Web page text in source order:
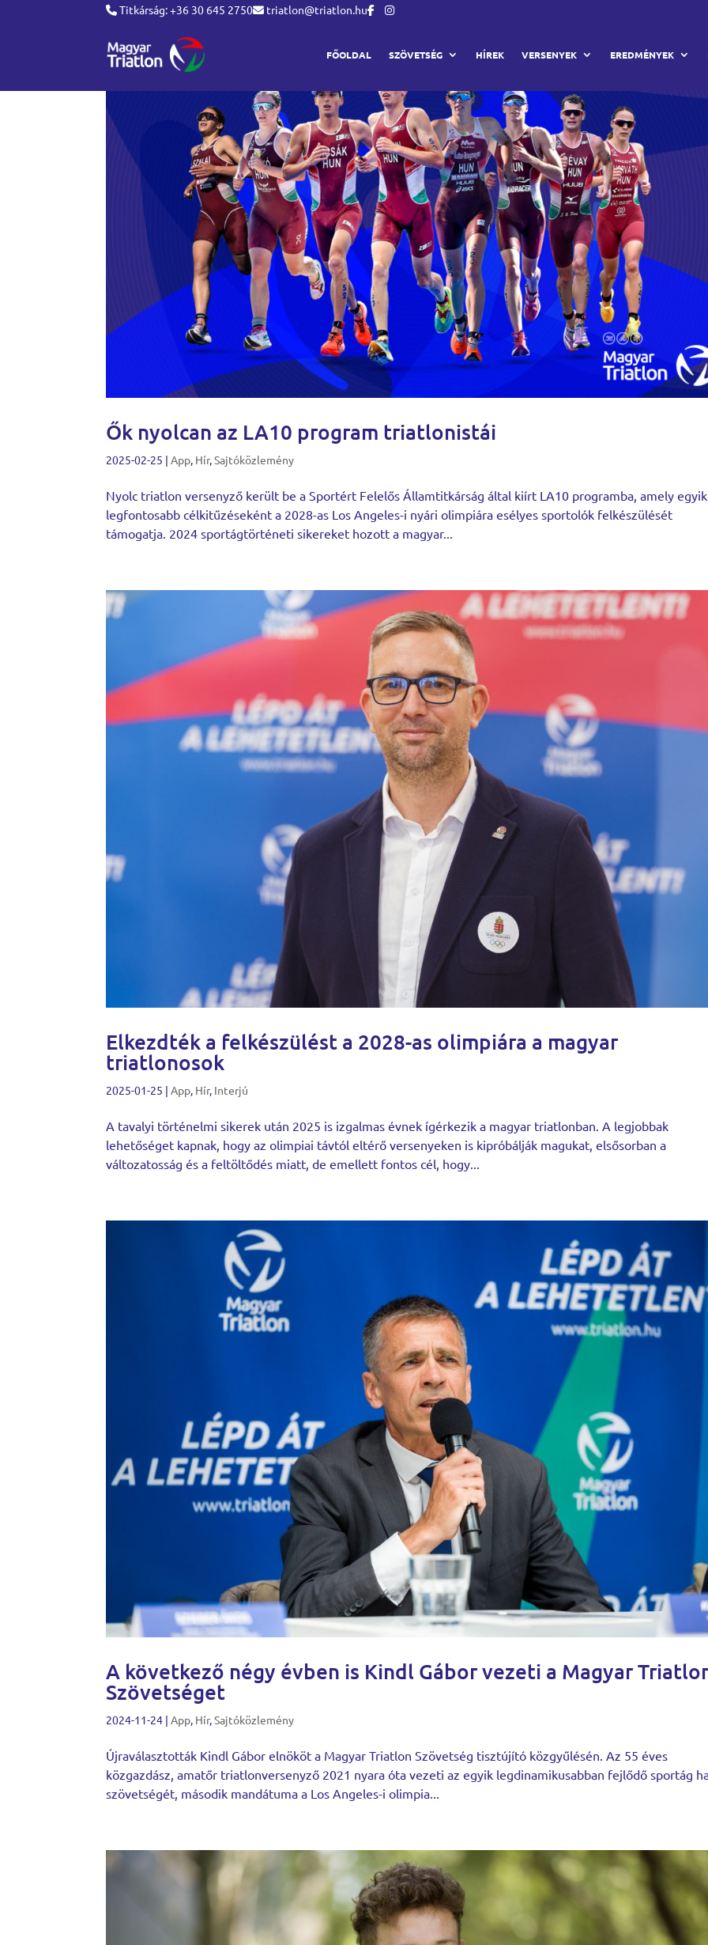
Titkárság: +36 30 645 2750 triatlon@triatlon.hu
FŐOLDAL SZÖVETSÉG HÍREK VERSENYEK EREDMÉNYEK
Ők nyolcan az LA10 program triatlonistái
2025-02-25 |App, Hír,Sajtóközlemény
Nyolc triatlon versenyző került be a Sportért Felelős Államtitkárság által kiírt LA10 programba, amely egyik
legfontosabb célkitűzéseként a 2028-as Los Angeles-i nyári olimpiára esélyes sportolók felkészülését
támogatja. 2024 sportágtörténeti sikereket hozott a magyar...
Elkezdték a felkészülést a 2028-as olimpiára a magyar
triatlonosok
2025-01-25 | App Hír, Interjú
A tavalyi történelmi sikerek után 2025 is izgalmas évnek ígérkezik a magyar triatlonban. A legjobbak
lehetőséget kapnak, hogy az olimpiai távtól eltérő versenyeken is kipróbálják magukat, elsősorban a
változatosság és a feltöltődés miatt, de emellett fontos cél, hogy...
A következő négy évben is Kindl Gábor vezeti a Magyar
Szövetséget
2024-11-24 |App, Hír,Sajtóközlemény
Újraválasztották Kindl Gábor elnököt a Magyar Triatlon Szövetség tisztújító közgyűlésén. Az 55 éves
közgazdász, amatőr triatlonversenyző 2021 nyara óta vezeti az egyik legdinamikusabban fejlődő sportág
szövetségét, második mandátuma a Los Angeles-i olimpia...